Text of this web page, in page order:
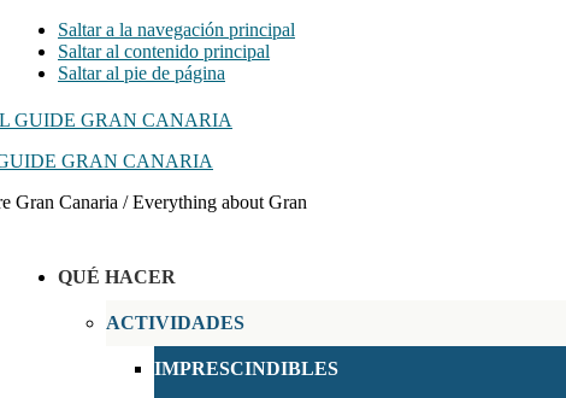
Saltar a la navegación principal
Saltar al contenido principal
Saltar al pie de página
GRAN CANARIA
Gran Canaria / Everything about Gran
QUÉ HACER
ACTIVIDADES
IMPRESCINDIBLES